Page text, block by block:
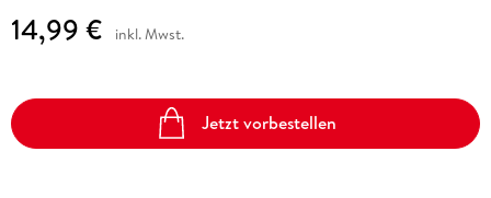
14,99 € inkl. Mwst.
Jetzt vorbestellen